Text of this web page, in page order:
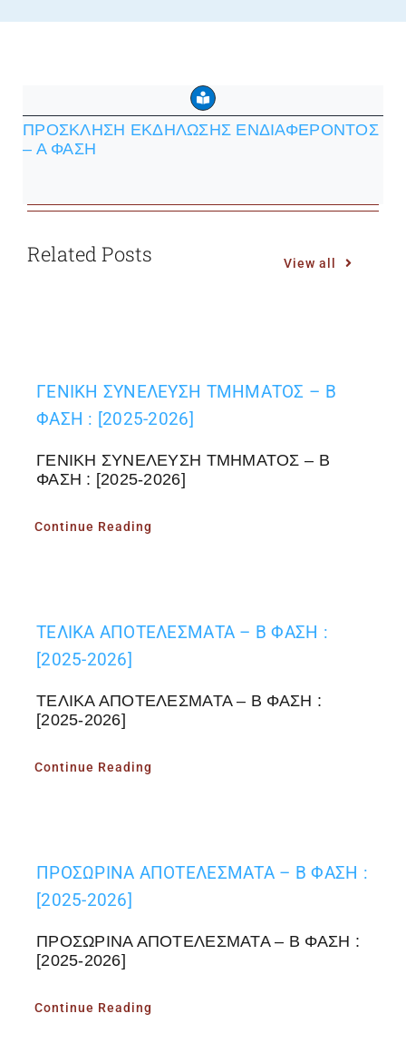
ΠΡΟΣΚΛΗΣΗ ΕΚΔΗΛΩΣΗΣ ΕΝΔΙΑΦΕΡΟΝΤΟΣ
– Α ΦΑΣΗ
Related Posts View all
ΓΕΝΙΚΗ ΣΥΝΕΛΕΥΣΗ ΤΜΗΜΑΤΟΣ – Β
ΦΑΣΗ : [2025-2026]
ΓΕΝΙΚΗ ΣΥΝΕΛΕΥΣΗ ΤΜΗΜΑΤΟΣ – Β
ΦΑΣΗ : [2025-2026]
Continue Reading
ΤΕΛΙΚΑ ΑΠΟΤΕΛΕΣΜΑΤΑ – Β ΦΑΣΗ :
[2025-2026]
ΤΕΛΙΚΑ ΑΠΟΤΕΛΕΣΜΑΤΑ – Β ΦΑΣΗ :
[2025-2026]
Continue Reading
ΠΡΟΣΩΡΙΝΑ ΑΠΟΤΕΛΕΣΜΑΤΑ – Β ΦΑΣΗ :
[2025-2026]
ΠΡΟΣΩΡΙΝΑ ΑΠΟΤΕΛΕΣΜΑΤΑ – Β ΦΑΣΗ :
[2025-2026]
Continue Reading